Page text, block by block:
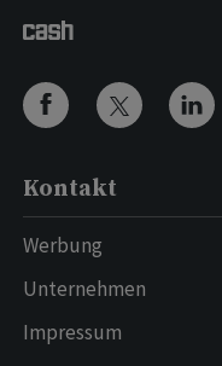
Kontakt
Werbung
Unternehmen
Impressum